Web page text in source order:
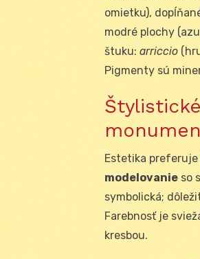
omietku),
modré plochy
štuku: arriccio
Pigmenty sú
Estetika preferuje
modelovanie so
symbolická;
Farebnosť je
kresbou.